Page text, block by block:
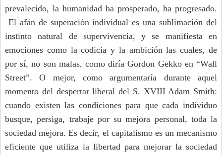
prevalecido, la humanidad ha prosperado, ha progresado.
El afán de superación individual es una sublimación del
instinto natural de supervivencia, y se manifiesta en
emociones como la codicia y la ambición las cuales, de
por sí, no son malas, como diría Gordon Gekko en “Wall
Street”. O mejor, como argumentaría durante aquel
momento del despertar liberal del S. XVIII Adam Smith:
cuando existen las condiciones para que cada individuo
busque, persiga, trabaje por su mejora personal, toda la
sociedad mejora. Es decir, el capitalismo es un mecanismo
eficiente que utiliza la libertad para mejorar la sociedad